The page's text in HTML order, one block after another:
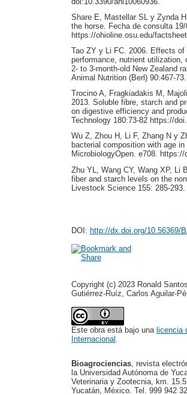
Share E, Mastellar SL y Zynda
the horse. Fecha de consulta
https://ohioline.osu.edu/
Tao ZY y Li FC. 2006. Effects of
performance, nutrient
2- to 3-month-old New Zealand
Animal Nutrition (Berl) 90:467-
Trocino A, Fragkiadakis M,
2013. Soluble fibre, starch and
on digestive efficiency and
Technology 180:73-82 https://
Wu Z, Zhou H, Li F, Zhang N y
bacterial composition with age
MicrobiologyOpen. e708.
Zhu YL, Wang CY, Wang XP, Li
fiber and starch levels on the
Livestock Science 155: 285-
DOI: http://dx.doi.org/10.56369/
Copyright (c) 2023 Ronald
Gutiérrez-Ruíz, Carlos Aguilar-
Este obra está bajo una licencia
Internacional
Bioagrociencias, revista
la Universidad Autónoma de
Veterinaria y Zootecnia, km.
Yucatán, México. Tel. 999 942